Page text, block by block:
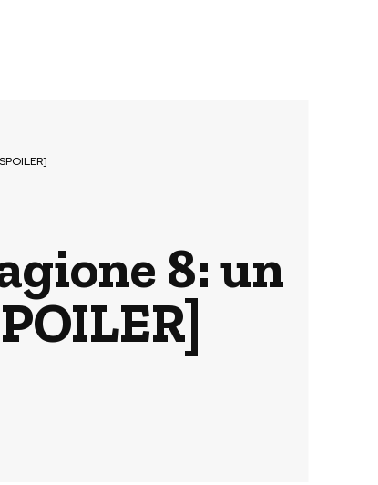
8: un